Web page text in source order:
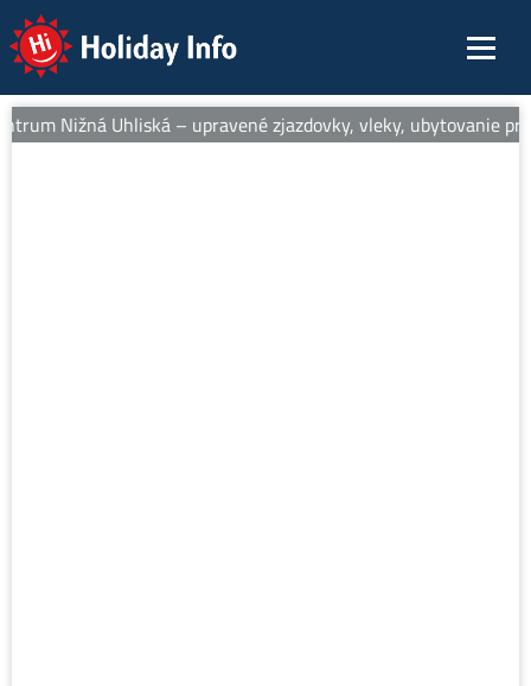
Holiday Info
Nižná Uhliská – upravené zjazdovky, vleky, ubytovanie